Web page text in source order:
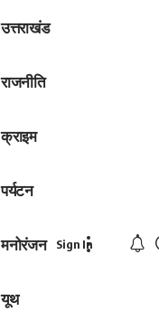
उत्तराखंड
राजनीति
क्राइम
पर्यटन
मनोरंजन
यूथ
Sign In